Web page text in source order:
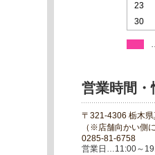
23
30
営業時間・
〒321-4306 栃木
（※店舗向かい側
0285-81-6758
営業日…11:00～